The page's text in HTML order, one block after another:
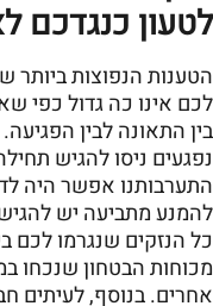
לטעון כנגדכם
הטענות הנפוצות ביותר
לכם אינו כה גדול כפי
בין התאונה לבין
נפגעים ניסו להגיש
התערבותנו אפשר היה
להמנע מתביעה יש
כל הנזקים שנגרמו לכם
מכוחות הבטחון שנכחו
אחרים. בנוסף, לעיתים